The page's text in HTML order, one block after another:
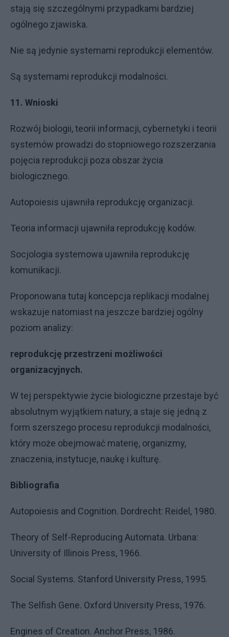
stają się szczególnymi przypadkami bardziej
ogólnego zjawiska.
Nie są jedynie systemami reprodukcji elementów.
Są systemami reprodukcji modalności.
11. Wnioski
Rozwój biologii, teorii informacji, cybernetyki i teorii
systemów prowadzi do stopniowego rozszerzania
pojęcia reprodukcji poza obszar życia
biologicznego.
Autopoiesis ujawniła reprodukcję organizacji.
Teoria informacji ujawniła reprodukcję kodów.
Socjologia systemowa ujawniła reprodukcję
komunikacji.
Proponowana tutaj koncepcja replikacji modalnej
wskazuje natomiast na jeszcze bardziej ogólny
poziom analizy:
reprodukcję przestrzeni możliwości
organizacyjnych.
W tej perspektywie życie biologiczne przestaje być
absolutnym wyjątkiem natury, a staje się jedną z
form szerszego procesu reprodukcji modalności,
który może obejmować materię, organizmy,
znaczenia, instytucje, naukę i kulturę.
Bibliografia
Autopoiesis and Cognition. Dordrecht: Reidel, 1980.
Theory of Self-Reproducing Automata. Urbana:
University of Illinois Press, 1966.
Social Systems. Stanford University Press, 1995.
The Selfish Gene. Oxford University Press, 1976.
Engines of Creation. Anchor Press, 1986.